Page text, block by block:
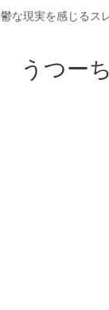
鬱な現実を感じるス
うつー